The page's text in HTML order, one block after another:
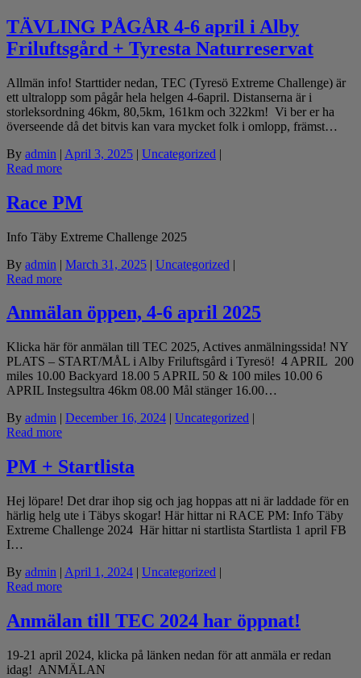
TÄVLING PÅGÅR 4-6 april i Alby
Friluftsgård + Tyresta Naturreservat
Allmän info! Starttider nedan, TEC (Tyresö Extreme Challenge) är
ett ultralopp som pågår hela helgen 4-6april. Distanserna är i
storleksordning 46km, 80,5km, 161km och 322km! Vi ber er ha
överseende då det bitvis kan vara mycket folk i omlopp, främst…
By admin | April 3, 2025 | Uncategorized |
Read more
Race PM
Info Täby Extreme Challenge 2025
By admin | March 31, 2025 | Uncategorized |
Read more
Anmälan öppen, 4-6 april 2025
Klicka här för anmälan till TEC 2025, Actives anmälningssida! NY
PLATS – START/MÅL i Alby Friluftsgård i Tyresö! 4 APRIL 200
miles 10.00 Backyard 18.00 5 APRIL 50 & 100 miles 10.00 6
APRIL Instegsultra 46km 08.00 Mål stänger 16.00…
By admin | December 16, 2024 | Uncategorized |
Read more
PM + Startlista
Hej löpare! Det drar ihop sig och jag hoppas att ni är laddade för en
härlig helg ute i Täbys skogar! Här hittar ni RACE PM: Info Täby
Extreme Challenge 2024 Här hittar ni startlista Startlista 1 april FB
I…
By admin | April 1, 2024 | Uncategorized |
Read more
Anmälan till TEC 2024 har öppnat!
19-21 april 2024, klicka på länken nedan för att anmäla er redan
idag! ANMÄLAN